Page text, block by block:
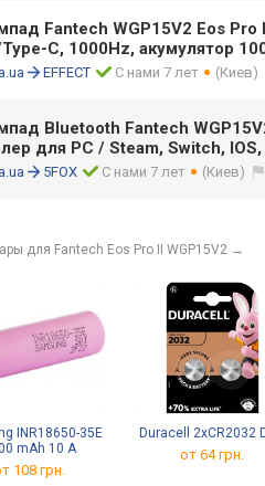
Fantech WGP15V2 Eos Pro
C, 1000Hz, акумулятор
EFFECT С нами 7 лет (Киев)
Bluetooth Fantech
для PC / Steam, Switch, IOS,
5FOX С нами 7 лет (Киев)
для Fantech Eos Pro II WGP15V2 →
INR18650-35E
mAh 10 A
108 грн.
Duracell 2xCR2032
от 64 грн.